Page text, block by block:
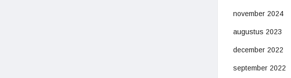
november 2024
augustus 2023
december 2022
september 2022